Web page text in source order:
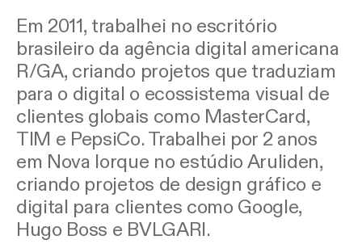
Em 2011, trabalhei no escritório
brasileiro da agência digital americana
R/GA, criando projetos que traduziam
para o digital o ecossistema visual de
clientes globais como MasterCard,
TIM e PepsiCo. Trabalhei por 2 anos
em Nova Iorque no estúdio Aruliden,
criando projetos de design gráfico e
digital para clientes como Google,
Hugo Boss e BVLGARI.